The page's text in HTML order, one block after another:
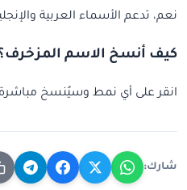
نعم، تدعم الأسماء العربية
كيف أنسخ الاسم
انقر على أي نمط وسيُنسخ
شارك: